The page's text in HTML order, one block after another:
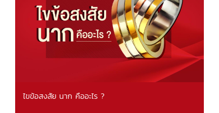
ไขข้อสงสัย นาก คืออะไร ?